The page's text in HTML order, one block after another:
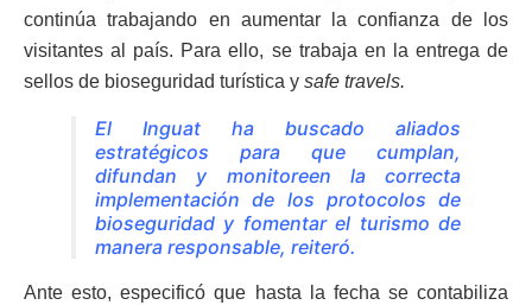
continúa trabajando en aumentar la confianza de los
visitantes al país. Para ello, se trabaja en la entrega de
sellos de bioseguridad turística y safe travels.
El Inguat ha buscado aliados
estratégicos para que cumplan,
difundan y monitoreen la correcta
implementación de los protocolos de
bioseguridad y fomentar el turismo de
manera responsable, reiteró.
Ante esto, especificó que hasta la fecha se contabiliza